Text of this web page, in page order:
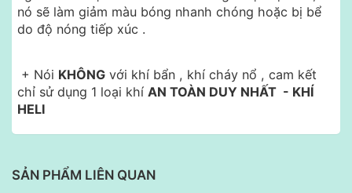
nó sẽ làm giảm màu bóng nhanh chóng hoặc bị bể
do độ nóng tiếp xúc .
+ Nói KHÔNG với khí bẩn , khí cháy nổ , cam kết
chỉ sử dụng 1 loại khí AN TOÀN DUY NHẤT - KHÍ
HELI
SẢN PHẨM LIÊN QUAN